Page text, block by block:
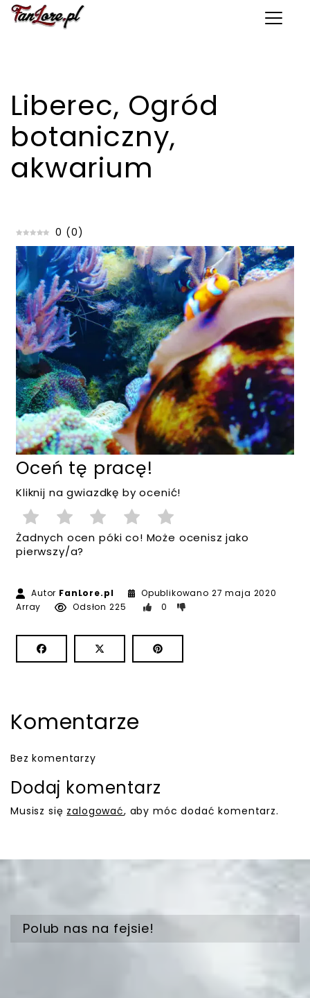
Toggle
Liberec, Ogród
botaniczny,
akwarium
0 (0)
Oceń tę pracę!
Kliknij na gwiazdkę by ocenić!
Żadnych ocen póki co! Może ocenisz jako
pierwszy/a?
Autor FanLore.pl Opublikowano 27 maja 2020
Array
Odsłon 225 0
Komentarze
Bez komentarzy
Dodaj komentarz
Musisz się zalogować, aby móc dodać komentarz.
Polub nas na fejsie!